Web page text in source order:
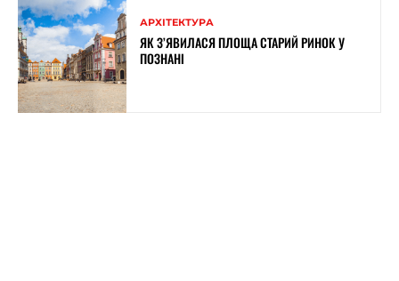
АРХІТЕКТУРА
ЯК З’ЯВИЛАСЯ ПЛОЩА СТАРИЙ РИНОК У
ПОЗНАНІ